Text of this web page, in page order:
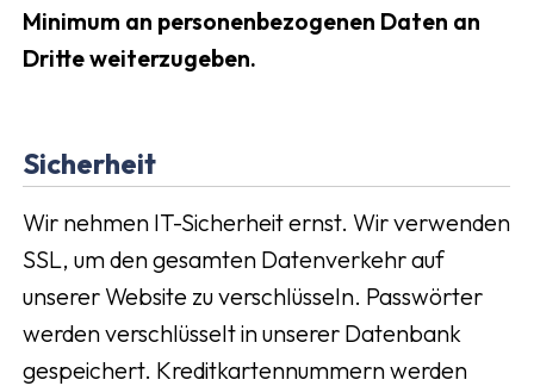
Minimum an personenbezogenen Daten an
Dritte weiterzugeben.
Sicherheit
Wir nehmen IT-Sicherheit ernst. Wir verwenden
SSL, um den gesamten Datenverkehr auf
unserer Website zu verschlüsseln. Passwörter
werden verschlüsselt in unserer Datenbank
gespeichert. Kreditkartennummern werden